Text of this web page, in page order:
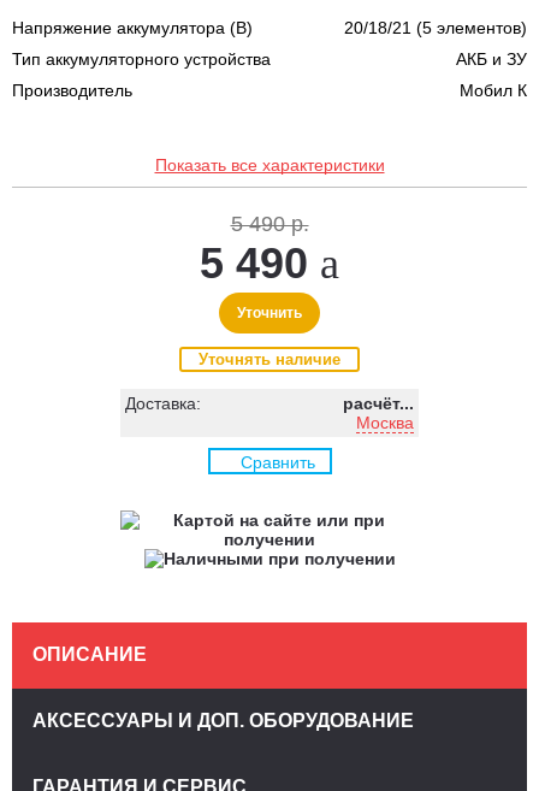
Напряжение аккумулятора (В)
20/18/21 (5 элементов)
Тип аккумуляторного устройства
АКБ и ЗУ
Производитель
Мобил К
Показать все характеристики
5 490 р.
5 490
Уточнить
Уточнять наличие
Доставка:
расчёт...
Москва
Сравнить
ОПИСАНИЕ
АКСЕССУАРЫ И ДОП. ОБОРУДОВАНИЕ
ГАРАНТИЯ И СЕРВИС